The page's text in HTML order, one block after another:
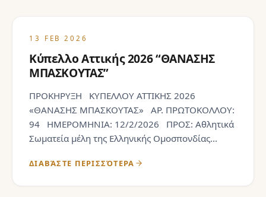
13 FEB 2026
Κύπελλο Αττικής 2026 “ΘΑΝΑΣΗΣ
ΜΠΑΣΚΟΥΤΑΣ”
ΠΡΟΚΗΡΥΞΗ ΚΥΠΕΛΛΟΥ ΑΤΤΙΚΗΣ 2026
«ΘΑΝΑΣΗΣ ΜΠΑΣΚΟΥΤΑΣ» ΑΡ. ΠΡΩΤΟΚΟΛΛΟΥ:
94 ΗΜΕΡΟΜΗΝΙΑ: 12/2/2026 ΠΡΟΣ: Αθλητικά
Σωματεία μέλη της Ελληνικής Ομοσπονδίας...
ΔΙΑΒΆΣΤΕ ΠΕΡΙΣΣΌΤΕΡΑ